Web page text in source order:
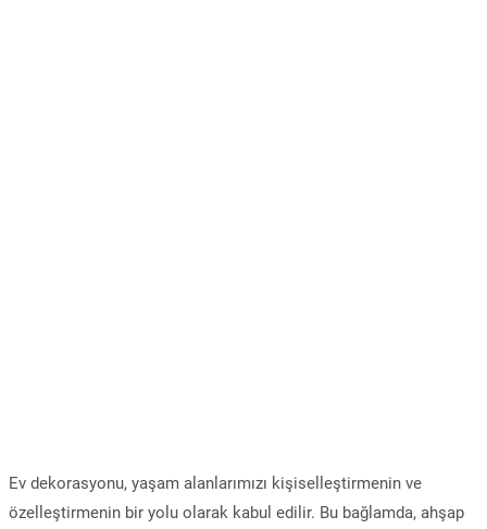
Ev dekorasyonu, yaşam alanlarımızı kişiselleştirmenin ve
özelleştirmenin bir yolu olarak kabul edilir. Bu bağlamda, ahşap